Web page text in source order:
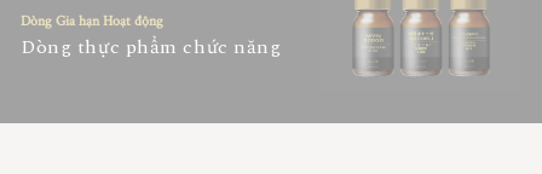
Dòng thực phẩm chức năng
Dòng Gia hạn Hoạt động